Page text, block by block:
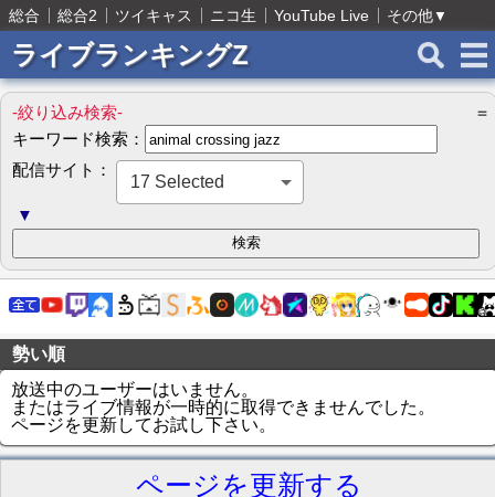
総合 総合2 ツイキャス ニコ生 YouTube Live その他▼
ライブランキングZ
-絞り込み検索-
＝
キーワード検索：
配信サイト：
17 Selected
▼
勢い順
放送中のユーザーはいません。
またはライブ情報が一時的に取得できませんでした。
ページを更新してお試し下さい。
ページを更新する